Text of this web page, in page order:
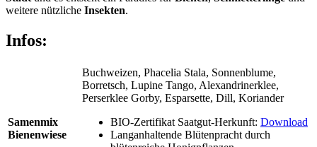
weitere nützliche Insekten.
Infos:
Samenmix
Bienenwiese
Buchweizen, Phacelia Stala, Sonnenblume,
Borretsch, Lupine Tango, Alexandrinerklee,
Perserklee Gorby, Esparsette, Dill, Koriander
BIO-Zertifikat Saatgut-Herkunft: Download
Langanhaltende Blütenpracht durch